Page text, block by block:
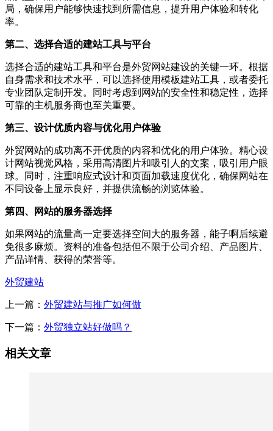
局，确保用户能够快速找到所需信息，提升用户体验和转化
率。
第二、选择合适的建站工具与平台
选择合适的建站工具和平台是外贸网站建设的关键一环。根据
自身需求和技术水平，可以选择使用模板建站工具，或者委托
专业团队定制开发。同时考虑到网站的安全性和稳定性，选择
可靠的主机服务商也至关重要。
第三、设计优质内容与优化用户体验
外贸网站的成功离不开优质的内容和优化的用户体验。精心设
计网站视觉风格，采用高清图片和吸引人的文案，吸引用户眼
球。同时，注重响应式设计和页面加载速度优化，确保网站在
不同设备上显示良好，并提供流畅的浏览体验。
第四、网站的服务器选择
如果网站的流量高一定要选择空间大的服务器，能子啊后续避
免很多麻烦。资料的准备包括但不限于公司介绍、产品图片、
产品详情、获得的荣誉等。
外贸建站
上一篇： 外贸建站与推广如何做
下一篇： 外贸独立站好做吗？
相关文章